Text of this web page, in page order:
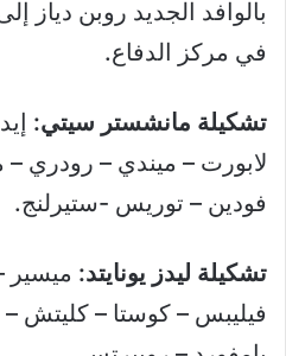
بالوافد الجديد روبن دياز
في مركز الدفاع.
تشكيلة مانشستر سيتي:
لابورت – ميندي – رودري
فودين – توريس -ستيرلنج.
تشكيلة ليدز يونايتد: ميسير
فيليبس – كوستا – كليتش